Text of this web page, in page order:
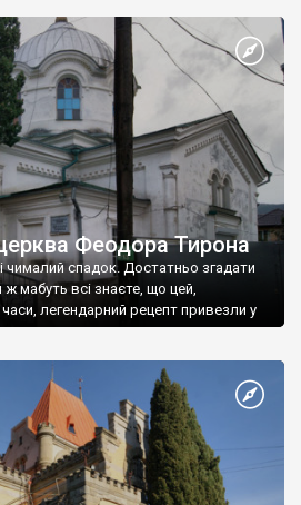
Феодора Тирона
чималий спадок. Достатньо згадати
ж мабуть всі знаєте, що цей,
часи, легендарний рецепт привезли у